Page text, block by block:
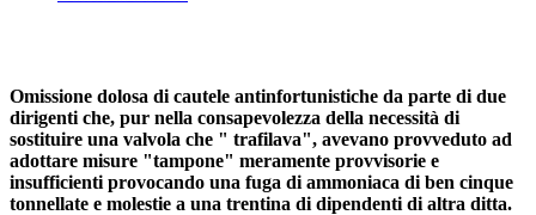
Omissione dolosa di cautele antinfortunistiche da parte di due
dirigenti che, pur nella consapevolezza della necessità di
sostituire una valvola che " trafilava", avevano provveduto ad
adottare misure "tampone" meramente provvisorie e
insufficienti provocando una fuga di ammoniaca di ben cinque
tonnellate e molestie a una trentina di dipendenti di altra ditta.